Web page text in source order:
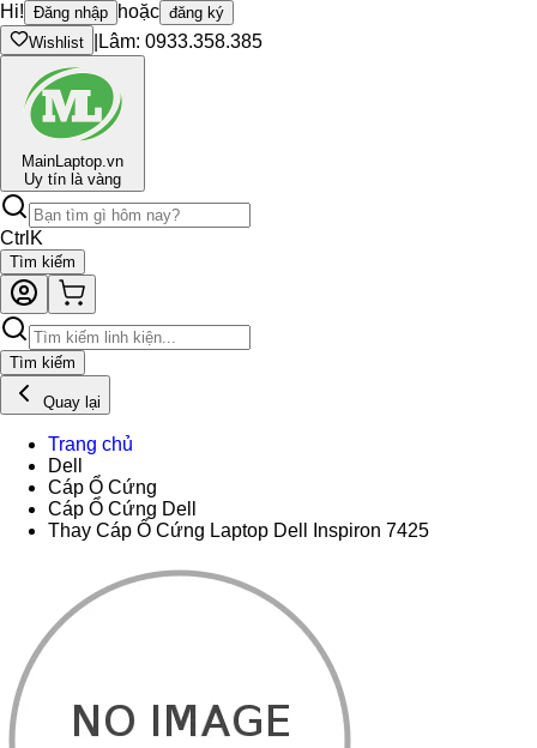
Hi! Đăng nhập hoặc đăng ký
Wishlist
Lâm: 0933.358.385
MainLaptop.vn
Uy tín là vàng
Ctrl K
Tìm kiếm
Tìm kiếm
Quay lại
Trang chủ
Dell
Cáp Ổ Cứng
Cáp Ổ Cứng Dell
Thay Cáp Ổ Cứng Laptop Dell Inspiron 7425